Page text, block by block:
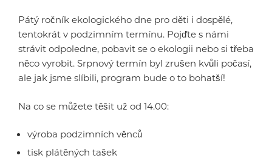
Pátý ročník ekologického dne pro děti i dospělé,
tentokrát v podzimním termínu. Pojďte s námi
strávit odpoledne, pobavit se o ekologii nebo si třeba
něco vyrobit. Srpnový termín byl zrušen kvůli počasí,
ale jak jsme slíbili, program bude o to bohatší!
Na co se můžete těšit už od 14.00:
výroba podzimních věnců
tisk plátěných tašek